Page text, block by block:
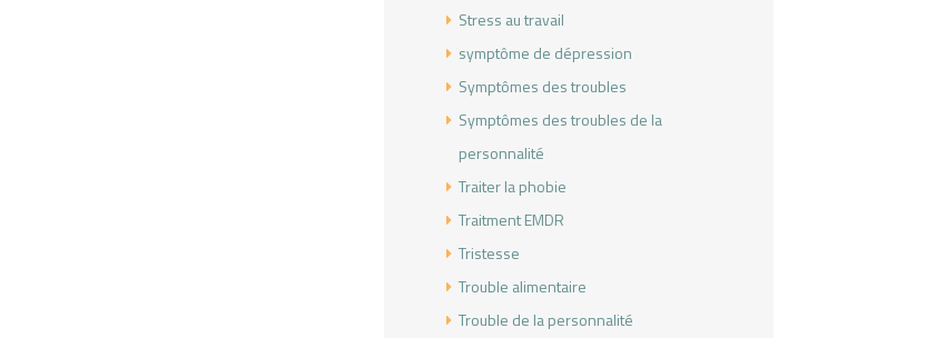
Stress au travail
symptôme de dépression
Symptômes des troubles
Symptômes des troubles de la
personnalité
Traiter la phobie
Traitment EMDR
Tristesse
Trouble alimentaire
Trouble de la personnalité